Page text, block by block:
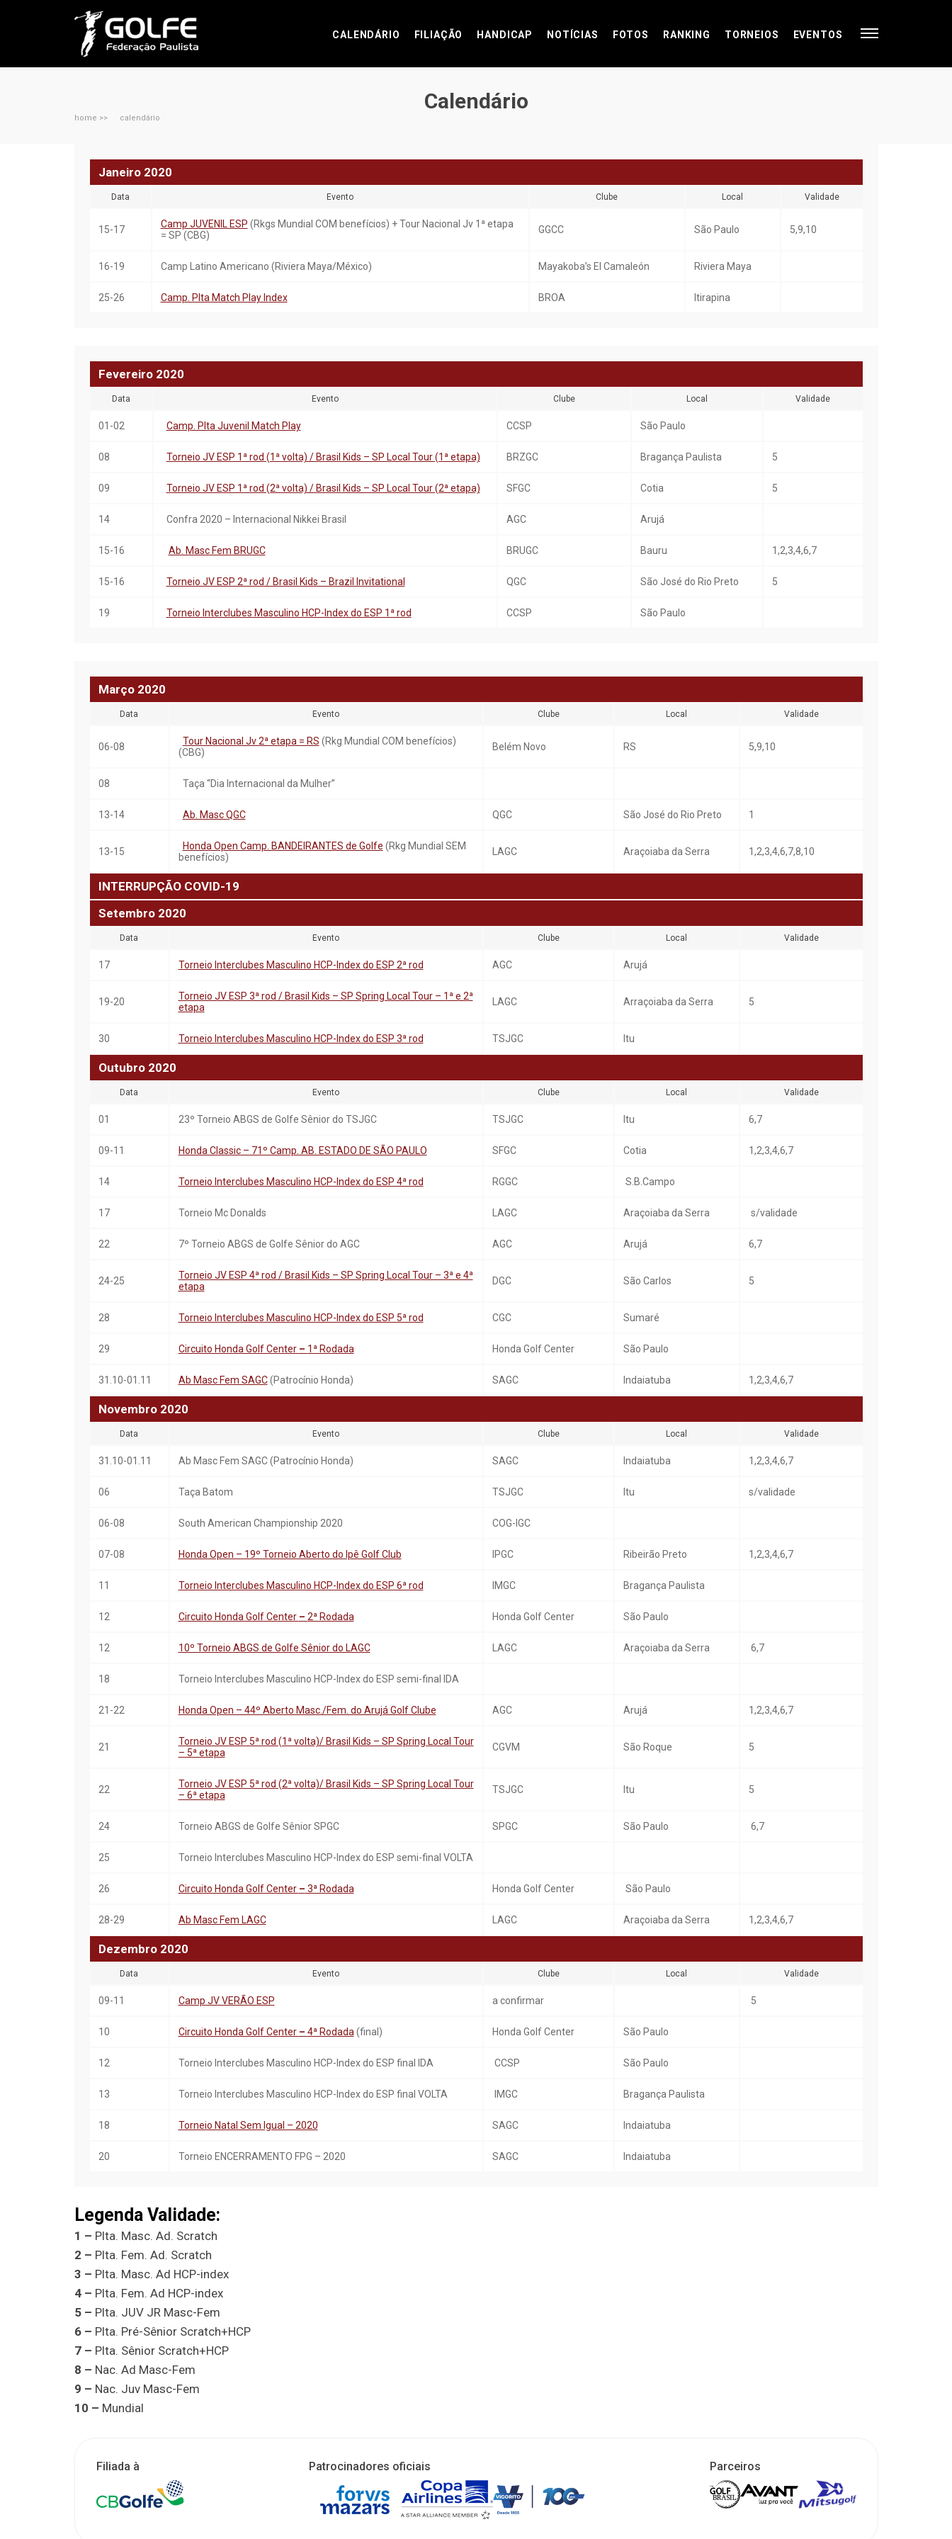
CALENDÁRIO FILIAÇÃO HANDICAP NOTÍCIAS FOTOS RANKING TORNEIOS EVENTOS
Calendário
home >> calendário
Janeiro 2020
Data Evento Clube Local Validade
15-17 Camp JUVENIL ESP (Rkgs Mundial COM benefícios) + Tour Nacional Jv 1ª etapa
= SP (CBG)
GGCC São Paulo 5,9,10
16-19 Camp Latino Americano (Riviera Maya/México) Mayakoba’s El Camaleón Riviera Maya
25-26 Camp. Plta Match Play Index BROA Itirapina
Fevereiro 2020
Data Evento Clube Local Validade
01-02 Camp. Plta Juvenil Match Play CCSP São Paulo
08 Torneio JV ESP 1ª rod (1ª volta) / Brasil Kids – SP Local Tour (1ª etapa) BRZGC Bragança Paulista 5
09 Torneio JV ESP 1ª rod (2ª volta) / Brasil Kids – SP Local Tour (2ª etapa) SFGC Cotia 5
14 Confra 2020 – Internacional Nikkei Brasil AGC Arujá
15-16 Ab. Masc Fem BRUGC BRUGC Bauru 1,2,3,4,6,7
15-16 Torneio JV ESP 2ª rod / Brasil Kids – Brazil Invitational QGC São José do Rio Preto 5
19 Torneio Interclubes Masculino HCP-Index do ESP 1ª rod CCSP São Paulo
Março 2020
Data Evento Clube Local Validade
06-08 Tour Nacional Jv 2ª etapa = RS (Rkg Mundial COM benefícios)
(CBG)
Belém Novo RS 5,9,10
08 Taça “Dia Internacional da Mulher”
13-14 Ab. Masc QGC QGC São José do Rio Preto 1
13-15 Honda Open Camp. BANDEIRANTES de Golfe (Rkg Mundial SEM
benefícios)
LAGC Araçoiaba da Serra 1,2,3,4,6,7,8,10
INTERRUPÇÃO COVID-19
Setembro 2020
Data Evento Clube Local Validade
17 Torneio Interclubes Masculino HCP-Index do ESP 2ª rod AGC Arujá
19-20
Torneio JV ESP 3ª rod / Brasil Kids – SP Spring Local Tour – 1ª e 2ª
etapa
LAGC Arraçoiaba da Serra 5
30 Torneio Interclubes Masculino HCP-Index do ESP 3ª rod TSJGC Itu
Outubro 2020
Data Evento Clube Local Validade
01 23º Torneio ABGS de Golfe Sênior do TSJGC TSJGC Itu 6,7
09-11 Honda Classic – 71º Camp. AB. ESTADO DE SÃO PAULO SFGC Cotia 1,2,3,4,6,7
14 Torneio Interclubes Masculino HCP-Index do ESP 4ª rod RGGC S.B.Campo
17 Torneio Mc Donalds LAGC Araçoiaba da Serra s/validade
22 7º Torneio ABGS de Golfe Sênior do AGC AGC Arujá 6,7
24-25
Torneio JV ESP 4ª rod / Brasil Kids – SP Spring Local Tour – 3ª e 4ª
etapa
DGC São Carlos 5
28 Torneio Interclubes Masculino HCP-Index do ESP 5ª rod CGC Sumaré
29 Circuito Honda Golf Center – 1ª Rodada Honda Golf Center São Paulo
31.10-01.11 Ab Masc Fem SAGC(Patrocínio Honda) SAGC Indaiatuba 1,2,3,4,6,7
Novembro 2020
Data Evento Clube Local Validade
31.10-01.11 Ab Masc Fem SAGC (Patrocínio Honda) SAGC Indaiatuba 1,2,3,4,6,7
06 Taça Batom TSJGC Itu s/validade
06-08 South American Championship 2020 COG-IGC
07-08 Honda Open – 19º Torneio Aberto do Ipê Golf Club IPGC Ribeirão Preto 1,2,3,4,6,7
11 Torneio Interclubes Masculino HCP-Index do ESP 6ª rod IMGC Bragança Paulista
12 Circuito Honda Golf Center – 2ª Rodada Honda Golf Center São Paulo
12 10º Torneio ABGS de Golfe Sênior do LAGC LAGC Araçoiaba da Serra 6,7
18 Torneio Interclubes Masculino HCP-Index do ESP semi-final IDA
21-22 Honda Open – 44º Aberto Masc./Fem. do Arujá Golf Clube AGC Arujá 1,2,3,4,6,7
21
Torneio JV ESP 5ª rod (1ª volta)/ Brasil Kids – SP Spring Local Tour
– 5ª etapa
CGVM São Roque 5
22
Torneio JV ESP 5ª rod (2ª volta)/ Brasil Kids – SP Spring Local Tour
– 6ª etapa
TSJGC Itu 5
24 Torneio ABGS de Golfe Sênior SPGC SPGC São Paulo 6,7
25 Torneio Interclubes Masculino HCP-Index do ESP semi-final VOLTA
26 Circuito Honda Golf Center – 3ª Rodada Honda Golf Center São Paulo
28-29 Ab Masc Fem LAGC LAGC Araçoiaba da Serra 1,2,3,4,6,7
Dezembro 2020
Data Evento Clube Local Validade
09-11 Camp JV VERÃO ESP a confirmar 5
10 Circuito Honda Golf Center – 4ª Rodada (final) Honda Golf Center São Paulo
12 Torneio Interclubes Masculino HCP-Index do ESP final IDA CCSP São Paulo
13 Torneio Interclubes Masculino HCP-Index do ESP final VOLTA IMGC Bragança Paulista
18 Torneio Natal Sem Igual – 2020 SAGC Indaiatuba
20 Torneio ENCERRAMENTO FPG – 2020 SAGC Indaiatuba
Legenda Validade:
1 – Plta. Masc. Ad. Scratch
2 – Plta. Fem. Ad. Scratch
3 – Plta. Masc. Ad HCP-index
4 – Plta. Fem. Ad HCP-index
5 – Plta. JUV JR Masc-Fem
6 – Plta. Pré-Sênior Scratch+HCP
7 – Plta. Sênior Scratch+HCP
8 – Nac. Ad Masc-Fem
9 – Nac. Juv Masc-Fem
10 – Mundial
Filiada à Patrocinadores oficiais Parceiros